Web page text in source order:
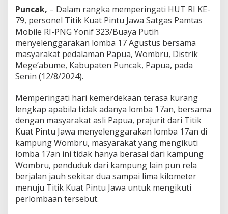
t
i
a
B
u
a
y
P
u
t
i
h
P
e
r
i
n
g
a
Puncak, – Dalam rangka memperingati HUT RI KE-
79, personel Titik Kuat Pintu Jawa Satgas Pamtas
Mobile RI-PNG Yonif 323/Buaya Putih
menyelenggarakan lomba 17 Agustus bersama
masyarakat pedalaman Papua, Wombru, Distrik
Mege’abume, Kabupaten Puncak, Papua, pada
Senin (12/8/2024).
Memperingati hari kemerdekaan terasa kurang
lengkap apabila tidak adanya lomba 17an, bersama
dengan masyarakat asli Papua, prajurit dari Titik
Kuat Pintu Jawa menyelenggarakan lomba 17an di
kampung Wombru, masyarakat yang mengikuti
lomba 17an ini tidak hanya berasal dari kampung
Wombru, penduduk dari kampung lain pun rela
berjalan jauh sekitar dua sampai lima kilometer
menuju Titik Kuat Pintu Jawa untuk mengikuti
perlombaan tersebut.